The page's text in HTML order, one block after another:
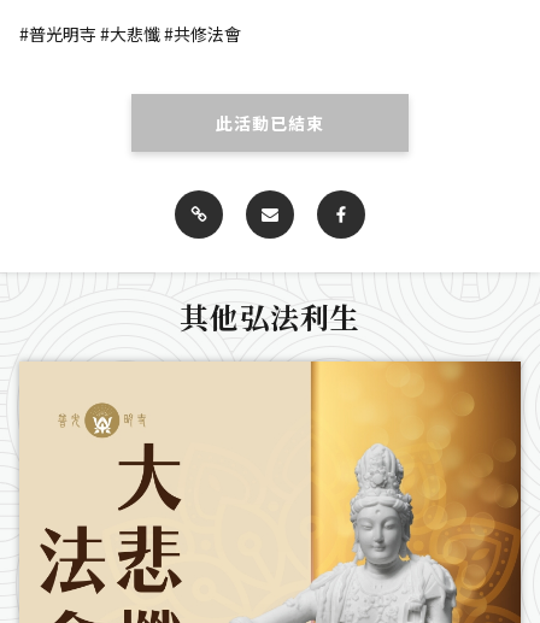
#普光明寺 #大悲懺 #共修法會
此活動已結束
其他弘法利生